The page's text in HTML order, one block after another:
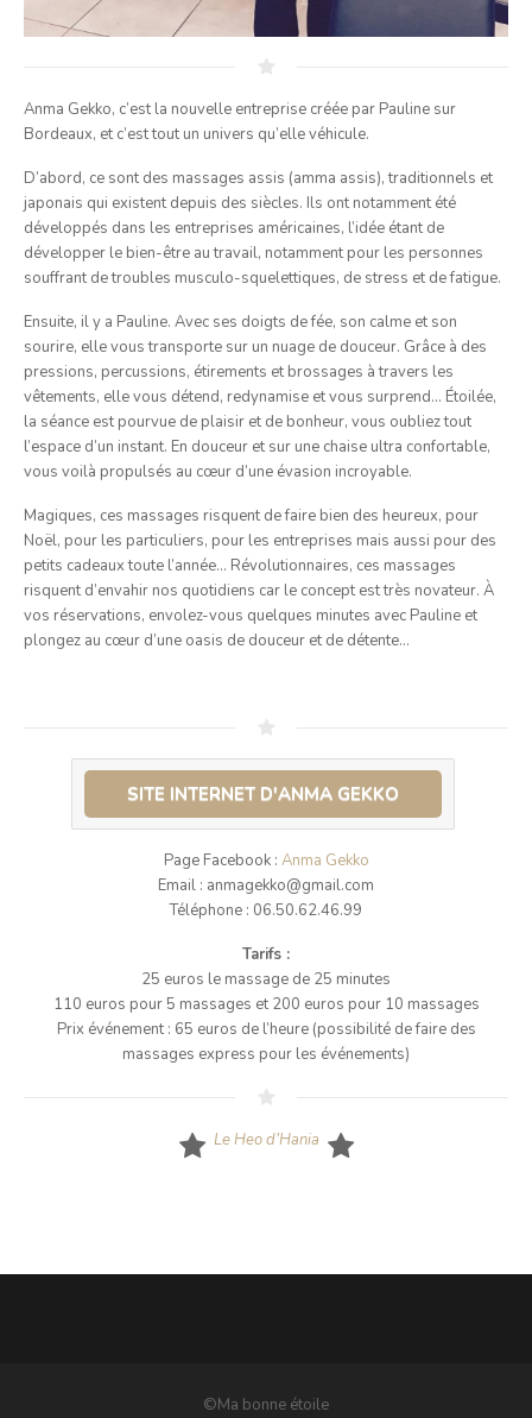
Anma Gekko, c’est la nouvelle entreprise créée par Pauline sur
Bordeaux, et c’est tout un univers qu’elle véhicule.
D’abord, ce sont des massages assis (amma assis), traditionnels et
japonais qui existent depuis des siècles. Ils ont notamment été
développés dans les entreprises américaines, l’idée étant de
développer le bien-être au travail, notamment pour les personnes
souffrant de troubles musculo-squelettiques, de stress et de fatigue.
Ensuite, il y a Pauline. Avec ses doigts de fée, son calme et son
sourire, elle vous transporte sur un nuage de douceur. Grâce à des
pressions, percussions, étirements et brossages à travers les
vêtements, elle vous détend, redynamise et vous surprend… Étoilée,
la séance est pourvue de plaisir et de bonheur, vous oubliez tout
l’espace d’un instant. En douceur et sur une chaise ultra confortable,
vous voilà propulsés au cœur d’une évasion incroyable.
Magiques, ces massages risquent de faire bien des heureux, pour
Noël, pour les particuliers, pour les entreprises mais aussi pour des
petits cadeaux toute l’année… Révolutionnaires, ces massages
risquent d’envahir nos quotidiens car le concept est très novateur. À
vos réservations, envolez-vous quelques minutes avec Pauline et
plongez au cœur d’une oasis de douceur et de détente…
SITE INTERNET D'ANMA GEKKO
Page Facebook : Anma Gekko
Email : anmagekko@gmail.com
Téléphone : 06.50.62.46.99
Tarifs :
25 euros le massage de 25 minutes
110 euros pour 5 massages et 200 euros pour 10 massages
Prix événement : 65 euros de l’heure (possibilité de faire des
massages express pour les événements)
Le Heo d’Hania
©Ma bonne étoile